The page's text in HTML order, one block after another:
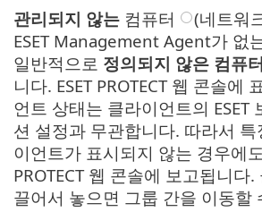
관리되지 않는 컴퓨터
(네트워
ESET Management Agent가 없
일반적으로 정의되지 않은 컴퓨터
니다. ESET PROTECT 웹 콘솔에
언트 상태는 클라이언트의 ESET
션 설정과 무관합니다. 따라서
이언트가 표시되지 않는 경우에
PROTECT 웹 콘솔에 보고됩니다
끌어서 놓으면 그룹 간을 이동할